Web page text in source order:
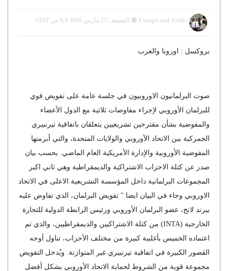
Europe and Arabs الجمعة , 27 مارس 2026 6:9 ص GMT
بروكسل : اوروبا والعرب
صوت البرلمانيون الاوروبيون في جلسة عامة على تفويض قوي
للبرلمان الأوروبي لإجراء مفاوضات ثلاثية مع الدول الأعضاء
والمفوضية بشأن مقترحين تشريعيين يتعلقان باتفاقية تيرنبيري
الجمركية بين الاتحاد الأوروبي والولايات المتحدة، والتي أبرمتها
المفوضية الأوروبية والإدارة الأمريكية العام الماضي. بحسب بيان
صدر عن كتلة الاحزاب الاشتراكية والديمقراطية وهي ثاني اكبر
المجموعات البرلمانية داخل المؤسسة التشريعية الاعلى في الاتحاد
الاوروبي وجاء في البيان ايضا " تفويض البرلمان، الذي تفاوض عليه
بيرند لانج، عضو البرلمان الأوروبي ورئيس الرابطة الدولية للتجارة
الخارجية (INTA) من كتلة الاشتراكيين والديمقراطيين، والذي تم
اعتماده الخميس بأغلبية كبيرة من مختلف الأحزاب، تناول أوجه
القصور الكبيرة في اتفاقية تيرنبيري غير المتوازنة. ويُدخل التفويض
مجموعة قوية من الشروط لحماية الاتحاد الأوروبي بشكل أفضل